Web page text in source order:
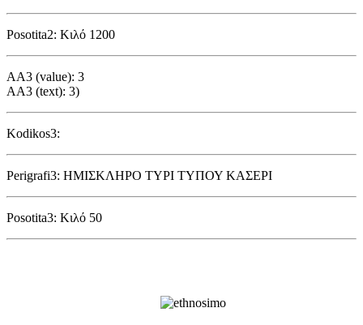
Posotita2: Κιλό 1200
AA3 (value): 3
AA3 (text): 3)
Kodikos3:
Perigrafi3: ΗΜΙΣΚΛΗΡΟ ΤΥΡΙ ΤΥΠΟΥ ΚΑΣΕΡΙ
Posotita3: Κιλό 50